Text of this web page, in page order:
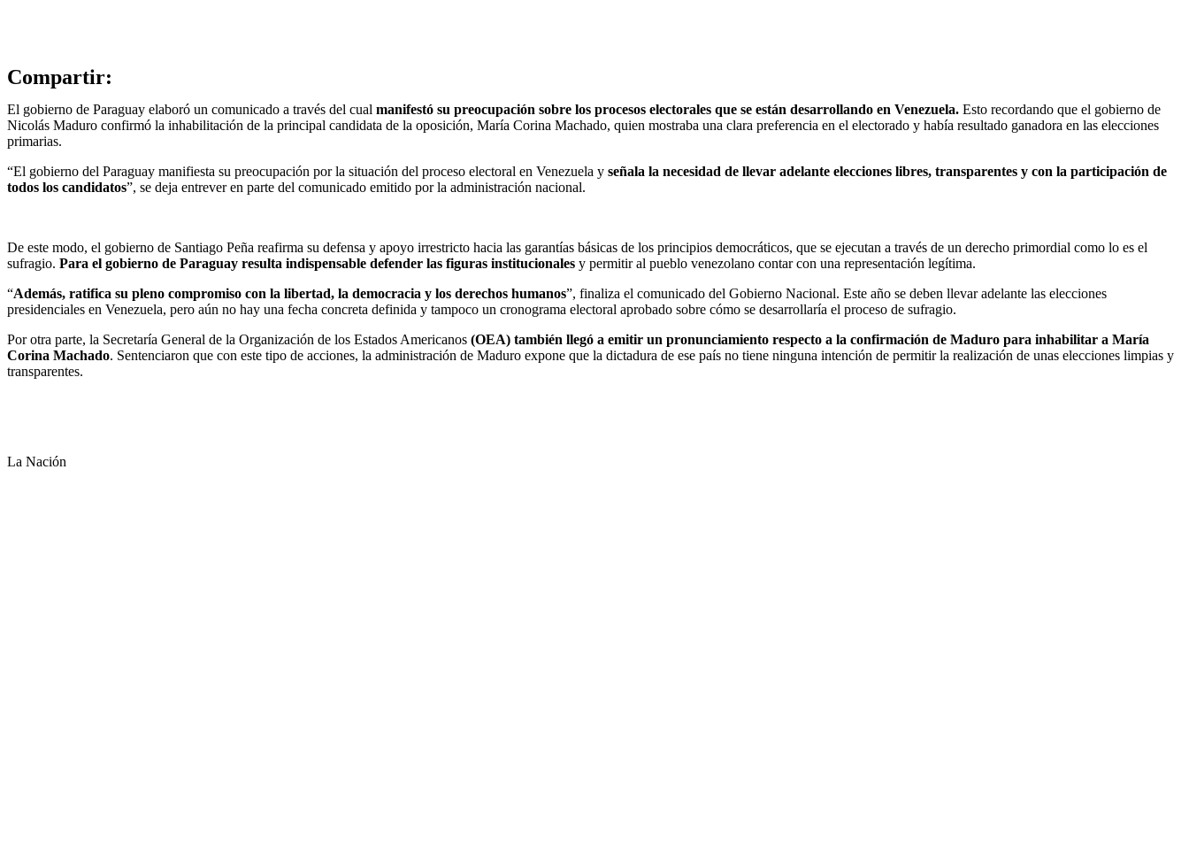
Compartir:
El gobierno de Paraguay elaboró un comunicado a través del cual manifestó su preocupación sobre los procesos electorales que se están desarrollando en Venezuela. Esto recordando que el gobierno de
Nicolás Maduro confirmó la inhabilitación de la principal candidata de la oposición, María Corina Machado, quien mostraba una clara preferencia en el electorado y había resultado ganadora en las elecciones
primarias.
“El gobierno del Paraguay manifiesta su preocupación por la situación del proceso electoral en Venezuela y señala la necesidad de llevar adelante elecciones libres, transparentes y con la participación de
todos los candidatos”, se deja entrever en parte del comunicado emitido por la administración nacional.
De este modo, el gobierno de Santiago Peña reafirma su defensa y apoyo irrestricto hacia las garantías básicas de los principios democráticos, que se ejecutan a través de un derecho primordial como lo es el
sufragio. Para el gobierno de Paraguay resulta indispensable defender las figuras institucionales y permitir al pueblo venezolano contar con una representación legítima.
“Además, ratifica su pleno compromiso con la libertad, la democracia y los derechos humanos”, finaliza el comunicado del Gobierno Nacional. Este año se deben llevar adelante las elecciones
presidenciales en Venezuela, pero aún no hay una fecha concreta definida y tampoco un cronograma electoral aprobado sobre cómo se desarrollaría el proceso de sufragio.
Por otra parte, la Secretaría General de la Organización de los Estados Americanos (OEA) también llegó a emitir un pronunciamiento respecto a la confirmación de Maduro para inhabilitar a María
Corina Machado. Sentenciaron que con este tipo de acciones, la administración de Maduro expone que la dictadura de ese país no tiene ninguna intención de permitir la realización de unas elecciones limpias y
transparentes.
La Nación